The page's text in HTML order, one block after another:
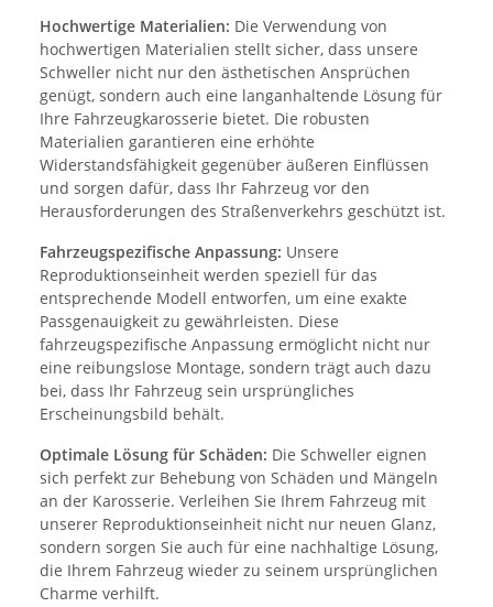
Hochwertige Materialien: Die Verwendung von
hochwertigen Materialien stellt sicher, dass unsere
Schweller nicht nur den ästhetischen Ansprüchen
genügt, sondern auch eine langanhaltende Lösung für
Ihre Fahrzeugkarosserie bietet. Die robusten
Materialien garantieren eine erhöhte
Widerstandsfähigkeit gegenüber äußeren Einflüssen
und sorgen dafür, dass Ihr Fahrzeug vor den
Herausforderungen des Straßenverkehrs geschützt ist.
Fahrzeugspezifische Anpassung: Unsere
Reproduktionseinheit werden speziell für das
entsprechende Modell entworfen, um eine exakte
Passgenauigkeit zu gewährleisten. Diese
fahrzeugspezifische Anpassung ermöglicht nicht nur
eine reibungslose Montage, sondern trägt auch dazu
bei, dass Ihr Fahrzeug sein ursprüngliches
Erscheinungsbild behält.
Optimale Lösung für Schäden: Die Schweller eignen
sich perfekt zur Behebung von Schäden und Mängeln
an der Karosserie. Verleihen Sie Ihrem Fahrzeug mit
unserer Reproduktionseinheit nicht nur neuen Glanz,
sondern sorgen Sie auch für eine nachhaltige Lösung,
die Ihrem Fahrzeug wieder zu seinem ursprünglichen
Charme verhilft.